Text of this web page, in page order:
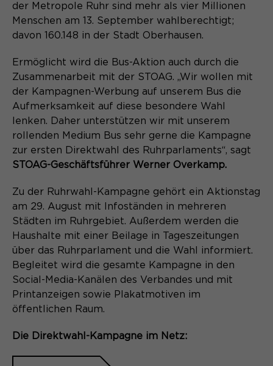
Anbieter Sgalinski
Laufzeit 1 Monat
Zweck
Speichert den Zustimmungsstatus des
Benutzers für Cookies auf der
aktuellen Domäne.
der Metropole Ruhr sind mehr als vier Millionen
Menschen am 13. September wahlberechtigt;
davon 160.148 in der Stadt Oberhausen.
Ermöglicht wird die Bus-Aktion auch durch die
Zusammenarbeit mit der STOAG. „Wir wollen mit
der Kampagnen-Werbung auf unserem Bus die
Aufmerksamkeit auf diese besondere Wahl
lenken. Daher unterstützen wir mit unserem
rollenden Medium Bus sehr gerne die Kampagne
zur ersten Direktwahl des Ruhrparlaments“, sagt
STOAG-Geschäftsführer Werner Overkamp.
Zu der Ruhrwahl-Kampagne gehört ein Aktionstag
am 29. August mit Infoständen in mehreren
Städten im Ruhrgebiet. Außerdem werden die
Haushalte mit einer Beilage in Tageszeitungen
über das Ruhrparlament und die Wahl informiert.
Begleitet wird die gesamte Kampagne in den
Social-Media-Kanälen des Verbandes und mit
Printanzeigen sowie Plakatmotiven im
öffentlichen Raum.
Die Direktwahl-Kampagne im Netz: